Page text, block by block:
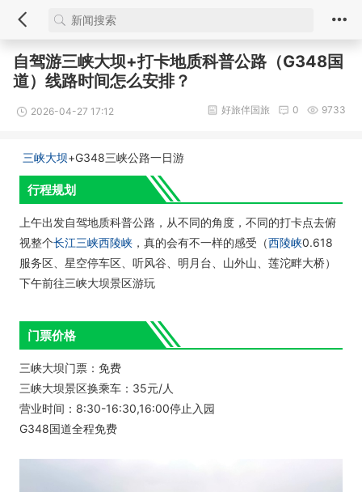
自驾游三峡大坝+打卡地质科普公路（G348国
道）线路时间怎么安排？
2026-04-27 17:12 9733
0
好旅伴国旅
三峡大坝+G348三峡公路一日游
行程规划
上午出发自驾地质科普公路，从不同的角度，不同的打卡点去俯
视整个长江三峡西陵峡 ，真的会有不一样的感受（西陵峡0.618
服务区、星空停车区、听风谷、明月台、山外山、莲沱畔大桥）
下午前往三峡大坝景区游玩
门票价格
三峡大坝门票：免费
三峡大坝景区换乘车：35元/人
营业时间：8:30-16:30,16:00停止入园
G348国道全程免费